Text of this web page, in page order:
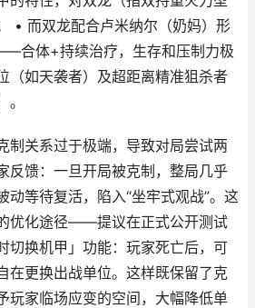
• 而双龙配合卢米纳尔（奶妈）形
合体+持续治疗，生存和压制力极
（如天袭者）及超距离精准狙杀者
。
制关系过于极端，导致对局尝试两
反馈：一旦开局被克制，整局几乎
动等待复活，陷入“坐牢式观战”。这
优化途径——提议在正式公开测试
切换机甲」功能：玩家死亡后，可
在更换出战单位。这样既保留了克
玩家临场应变的空间，大幅降低单